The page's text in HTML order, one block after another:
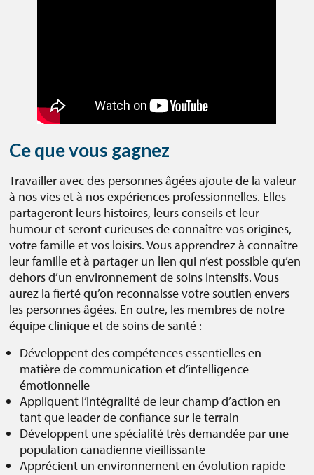
Ce que vous gagnez
Travailler avec des personnes âgées ajoute de la valeur
à nos vies et à nos expériences professionnelles. Elles
partageront leurs histoires, leurs conseils et leur
humour et seront curieuses de connaître vos origines,
votre famille et vos loisirs. Vous apprendrez à connaître
leur famille et à partager un lien qui n’est possible qu’en
dehors d’un environnement de soins intensifs. Vous
aurez la fierté qu’on reconnaisse votre soutien envers
les personnes âgées. En outre, les membres de notre
équipe clinique et de soins de santé :
Développent des compétences essentielles en
matière de communication et d’intelligence
émotionnelle
Appliquent l’intégralité de leur champ d’action en
tant que leader de confiance sur le terrain
Développent une spécialité très demandée par une
population canadienne vieillissante
Apprécient un environnement en évolution rapide